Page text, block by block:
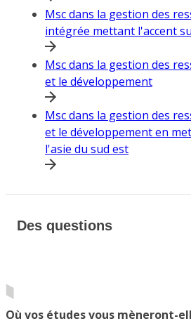
Msc dans la gestion des
intégrée mettant l'accent
Msc dans la gestion des
et le développement
Msc dans la gestion des
et le développement en
l'asie du sud est
Des questions
Où vos études vous mèneront-